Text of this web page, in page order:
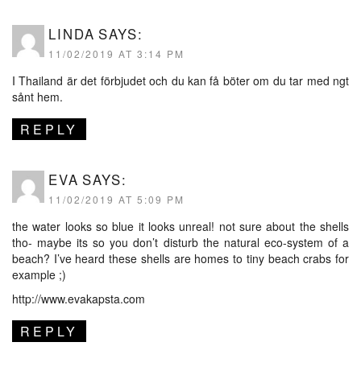
LINDA SAYS:
11/02/2019 AT 3:14 PM
I Thailand är det förbjudet och du kan få böter om du tar med ngt
sånt hem.
REPLY
EVA SAYS:
11/02/2019 AT 5:09 PM
the water looks so blue it looks unreal! not sure about the shells
tho- maybe its so you don’t disturb the natural eco-system of a
beach? I’ve heard these shells are homes to tiny beach crabs for
example ;)
http://www.evakapsta.com
REPLY